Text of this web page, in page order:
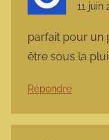
11 juin
parfait pour un
être sous la
Répondre